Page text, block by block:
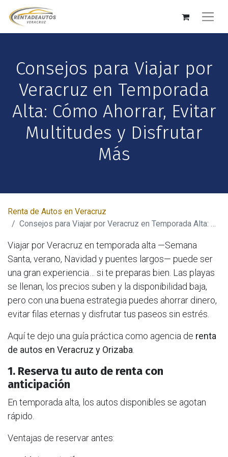
Consejos para Viajar por
Veracruz en Temporada
Alta: Cómo Ahorrar, Evitar
Multitudes y Disfrutar
Más
Renta de Autos en Veracruz
Consejos para Viajar por Veracruz en Temporada Alta: Cómo Ahorrar, Evitar Multitudes y Disfrutar Más
Viajar por Veracruz en temporada alta —Semana
Santa, verano, Navidad y puentes largos— puede ser
una gran experiencia… si te preparas bien. Las playas
se llenan, los precios suben y la disponibilidad baja,
pero con una buena estrategia puedes ahorrar dinero,
evitar filas eternas y disfrutar tus paseos sin estrés.
Aquí te dejo una guía práctica como agencia de renta
de autos en Veracruz y Orizaba.
1. Reserva tu auto de renta con
anticipación
En temporada alta, los autos disponibles se agotan
rápido.
Ventajas de reservar antes: